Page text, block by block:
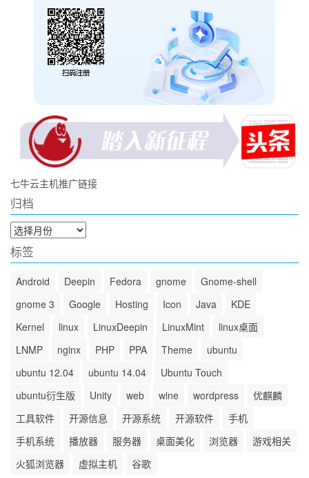
七牛云主机推广链接
归档
归
档
标签
Android Deepin Fedora gnome
Gnome-shell
gnome 3
Google Hosting Icon Java
KDE
Kernel
linux LinuxDeepin LinuxMint
linux桌面
LNMP
nginx PHP PPA Theme
ubuntu
ubuntu 12.04
ubuntu 14.04
Ubuntu Touch
ubuntu衍生版
Unity web wine wordpress
优麒麟
工具软件
开源信息 开源系统 开源软件
手机
手机系统
播放器 服务器 桌面美化 浏览器
游戏相关
火狐浏览器
虚拟主机 谷歌